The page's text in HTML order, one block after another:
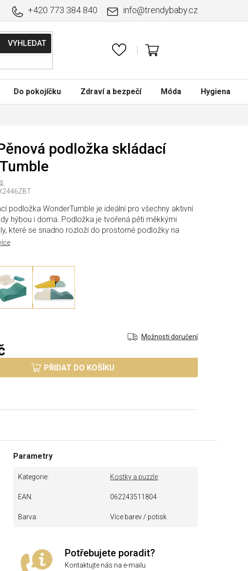
info@trendybaby.cz
+420 773 384 840
KOŠÍK
Do pokojíčku Zdraví a bezpečí Móda Hygiena
podložka skládací
podložka WonderTumble je ideální pro všechny aktivní
hýbou i doma. Podložka je tvořená pěti měkkými
které se snadno rozloží do prostorné podložky na
Možnosti doručení
PŘIDAT DO KOŠÍKU
Parametry
Kategorie Kostky a puzzle
EAN 062243511804
Barva Více barev / potisk
Potřebujete poradit?
Kontaktujte nás na e-mailu